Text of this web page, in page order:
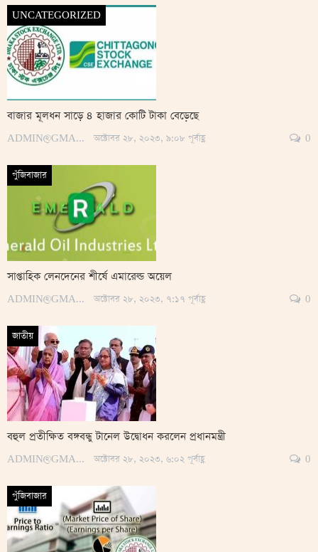
UNCATEGORIZED
বাজার মূলধন সাড়ে ৪ হাজার কোটি টাকা বেড়েছে
ADMIN@GMAIL.COM অক্টোবর ২৮, ২০২৩, ৯:০৮ পূর্বাহ্ণ 0
পুঁজিবাজার
সাপ্তাহিক লেনদেনের শীর্ষে এমারেল্ড অয়েল
ADMIN@GMAIL.COM অক্টোবর ২৮, ২০২৩, ৭:১৭ পূর্বাহ্ণ 0
জাতীয়
বহুল প্রতীক্ষিত বঙ্গবন্ধু টানেল উদ্বোধন করলেন প্রধানমন্ত্রী
ADMIN@GMAIL.COM অক্টোবর ২৮, ২০২৩, ৬:০২ পূর্বাহ্ণ 0
পুঁজিবাজার